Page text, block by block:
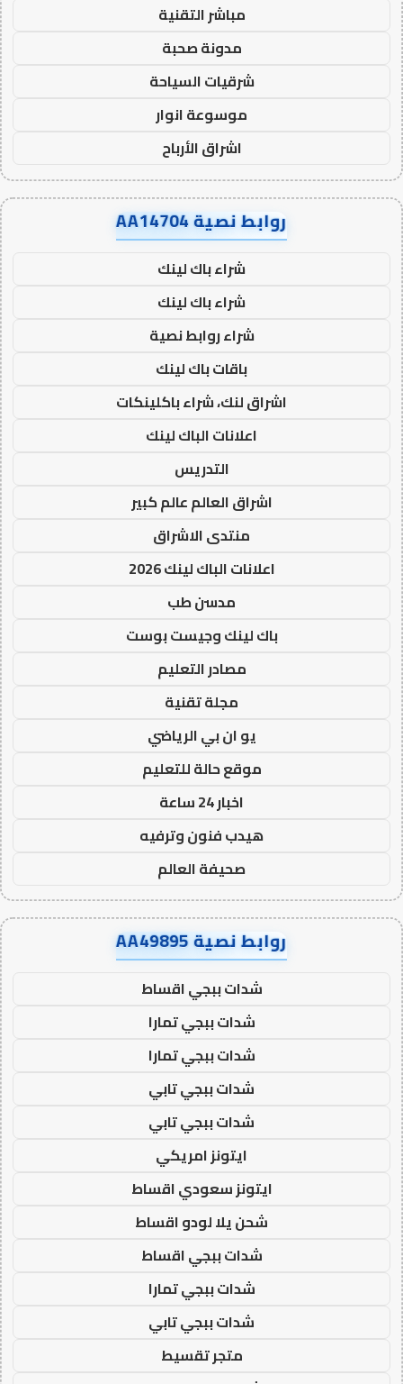
مباشر التقنية
مدونة صحبة
شرقيات السياحة
موسوعة انوار
اشراق الأرباح
روابط نصية AA14704
شراء باك لينك
شراء باك لينك
شراء روابط نصية
باقات باك لينك
اشراق لنك، شراء باكلينكات
اعلانات الباك لينك
التدريس
اشراق العالم عالم كبير
منتدى الاشراق
اعلانات الباك لينك 2026
مدسن طب
باك لينك وجيست بوست
مصادر التعليم
مجلة تقنية
يو ان بي الرياضي
موقع حالة للتعليم
اخبار 24 ساعة
هيدب فنون وترفيه
صحيفة العالم
روابط نصية AA49895
شدات ببجي اقساط
شدات ببجي تمارا
شدات ببجي تمارا
شدات ببجي تابي
شدات ببجي تابي
ايتونز امريكي
ايتونز سعودي اقساط
شحن يلا لودو اقساط
شدات ببجي اقساط
شدات ببجي تمارا
شدات ببجي تابي
متجر تقسيط